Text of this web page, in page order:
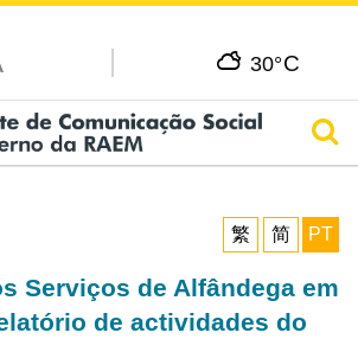
30°C
繁
简 PT
Serviços de Alfândega em
de actividades do